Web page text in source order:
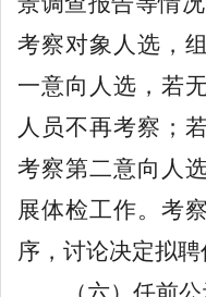
考察对象人选，
一意向人选，若
人员不再考察；
考察第二意向人
展体检工作。 考
序，讨论决定拟聘